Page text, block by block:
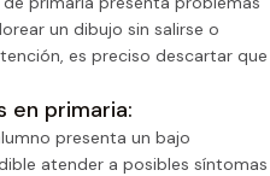
un dibujo sin salirse o
es preciso descartar que
en primaria:
presenta un bajo
atender a posibles síntomas